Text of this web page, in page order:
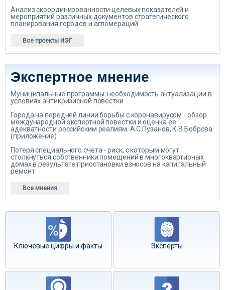
Анализ скоординированности целевых показателей и
мероприятий различных документов стратегического
планирования городов и агломераций
Все проекты ИЭГ
Экспертное мнение
Муниципальные программы: необходимость актуализации в
условиях антикризисной повестки
Города на передней линии борьбы с коронавирусом - обзор
международной экспертной повестки и оценка ее
адекватности российским реалиям. А.С.Пузанов, К.В.Боброва
(приложение)
Потеря специального счета - риск, с которым могут
столкнуться собственники помещений в многоквартирных
домах в результате приостановки взносов на капитальный
ремонт
Все мнения
Ключевые цифры и факты Эксперты